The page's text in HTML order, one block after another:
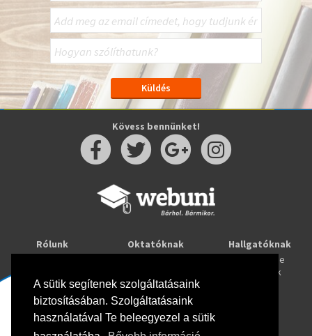
A sütik segítenek szolgáltatásaink
biztosításában. Szolgáltatásaink
használatával Te beleegyezel a sütik
Kövess bennünket!
Rólunk
Oktatóknak
Webuni Stúdió
Hallgatóknak
Tanulj online
Képzések
Info
Adatkezelési tájékoztató
ÁSZF